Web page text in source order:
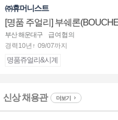
㈜휴머니스트
[명품 주얼리] 부쉐론
점 판매사원 채용
부산 해운대구
급여협의
경력10년↑ 09/07까지
명품쥬얼리&시계
신상 채용관 더보기